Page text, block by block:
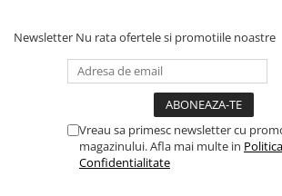
Newsletter Nu rata ofertele si promotiile noastre
Vreau sa primesc newsletter cu
magazinului. Afla mai multe in
Confidentialitate